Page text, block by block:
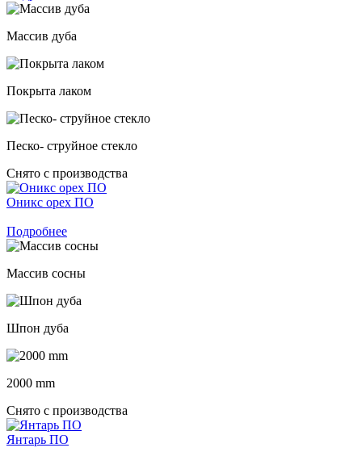
Массив дуба
Покрыта лаком
Песко- струйное стекло
Снято с производства
Оникс орех ПО
Подробнее
Массив сосны
Шпон дуба
2000 mm
Снято с производства
Янтарь ПО